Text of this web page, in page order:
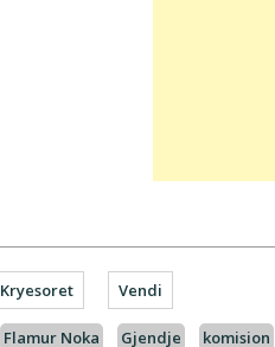
Kryesoret Vendi
Flamur Noka Gjendje komision